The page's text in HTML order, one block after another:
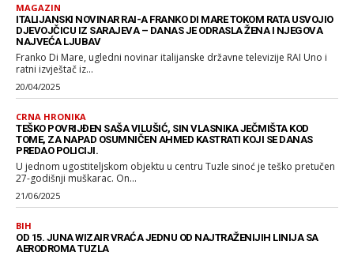
MAGAZIN
ITALIJANSKI NOVINAR RAI-A FRANKO DI MARE TOKOM RATA USVOJIO
DJEVOJČICU IZ SARAJEVA – DANAS JE ODRASLA ŽENA I NJEGOVA
NAJVEĆA LJUBAV
Franko Di Mare, ugledni novinar italijanske državne televizije RAI Uno i
ratni izvještač iz...
20/04/2025
CRNA HRONIKA
TEŠKO POVRIJĐEN SAŠA VILUŠIĆ, SIN VLASNIKA JEČMIŠTA KOD
TOME, ZA NAPAD OSUMNIČEN AHMED KASTRATI KOJI SE DANAS
PREDAO POLICIJI.
U jednom ugostiteljskom objektu u centru Tuzle sinoć je teško pretučen
27-godišnji muškarac. On...
21/06/2025
BIH
OD 15. JUNA WIZAIR VRAĆA JEDNU OD NAJTRAŽENIJIH LINIJA SA
AERODROMA TUZLA